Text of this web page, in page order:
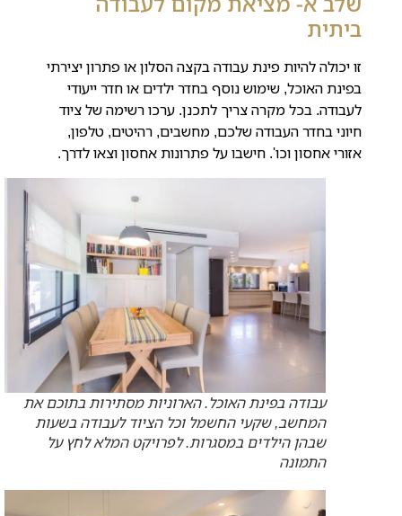
ביתית
זו יכולה להיות פינת עבודה בקצה הסלון או פתרון יצירתי
בפינת האוכל, שימוש נוסף בחדר ילדים או חדר ייעודי
לעבודה. בכל מקרה צריך לתכנן. ערכו רשימה של ציוד
חיוני בחדר העבודה שלכם, מחשבים, רהיטים, טלפון,
אזורי אחסון וכו'. חישבו על פתרונות אחסון וצאו לדרך.
עבודה בפינת האוכל. הארוניות מסתירות בתוכם את
המחשב, שקעי החשמל וכל הציוד לעבודה בשעות
שבהן הילדים במסגרות. לפרויקט המלא לחץ על
התמונה